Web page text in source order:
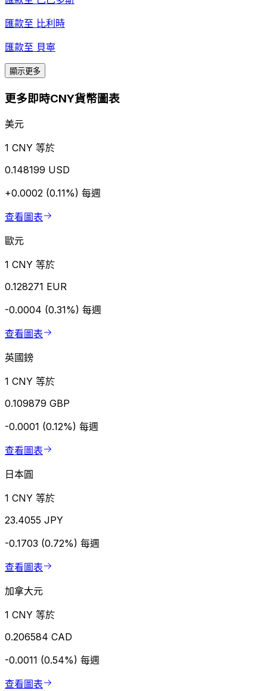
匯款至 比利時
匯款至 貝寧
顯示更多
更多即時CNY貨幣圖表
美元
1 CNY 等於
0.148199 USD
+0.0002 (0.11%) 每週
查看圖表
歐元
1 CNY 等於
0.128271 EUR
-0.0004 (0.31%) 每週
查看圖表
英國鎊
1 CNY 等於
0.109879 GBP
-0.0001 (0.12%) 每週
查看圖表
日本圓
1 CNY 等於
23.4055 JPY
-0.1703 (0.72%) 每週
查看圖表
加拿大元
1 CNY 等於
0.206584 CAD
-0.0011 (0.54%) 每週
查看圖表